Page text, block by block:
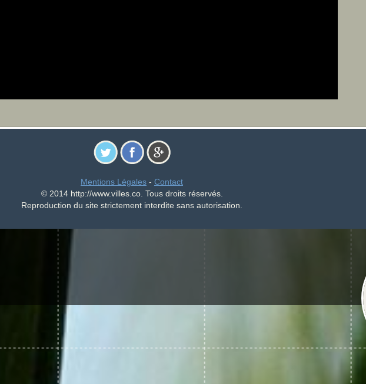
Mentions Légales - Contact
© 2014 http://www.villes.co. Tous droits réservés.
Reproduction du site strictement interdite sans autorisation.